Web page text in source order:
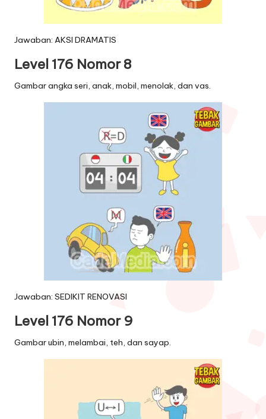
Jawaban: AKSI DRAMATIS
Level 176 Nomor 8
Gambar angka seri, anak, mobil, menolak, dan vas.
Jawaban: SEDIKIT RENOVASI
Level 176 Nomor 9
Gambar ubin, melambai, teh, dan sayap.